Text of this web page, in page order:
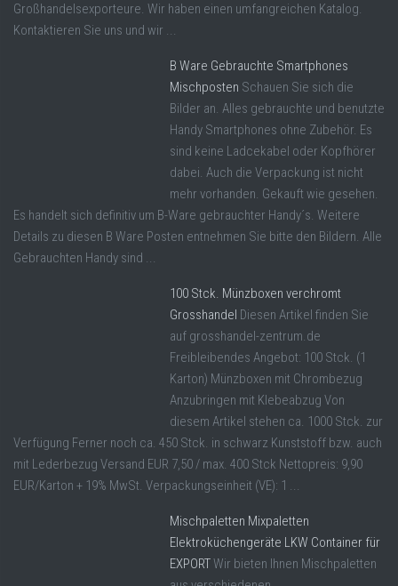
Großhandelsexporteure. Wir haben einen umfangreichen Katalog.
Kontaktieren Sie uns und wir ...
B Ware Gebrauchte Smartphones
Mischposten Schauen Sie sich die
Bilder an. Alles gebrauchte und benutzte
Handy Smartphones ohne Zubehör. Es
sind keine Ladcekabel oder Kopfhörer
dabei. Auch die Verpackung ist nicht
mehr vorhanden. Gekauft wie gesehen.
Es handelt sich definitiv um B-Ware gebrauchter Handy´s. Weitere
Details zu diesen B Ware Posten entnehmen Sie bitte den Bildern. Alle
Gebrauchten Handy sind ...
100 Stck. Münzboxen verchromt
Grosshandel Diesen Artikel finden Sie
auf grosshandel-zentrum.de
Freibleibendes Angebot: 100 Stck. (1
Karton) Münzboxen mit Chrombezug
Anzubringen mit Klebeabzug Von
diesem Artikel stehen ca. 1000 Stck. zur
Verfügung Ferner noch ca. 450 Stck. in schwarz Kunststoff bzw. auch
mit Lederbezug Versand EUR 7,50 / max. 400 Stck Nettopreis: 9,90
EUR/Karton + 19% MwSt. Verpackungseinheit (VE): 1 ...
Mischpaletten Mixpaletten
Elektroküchengeräte LKW Container für
EXPORTWir bieten Ihnen Mischpaletten